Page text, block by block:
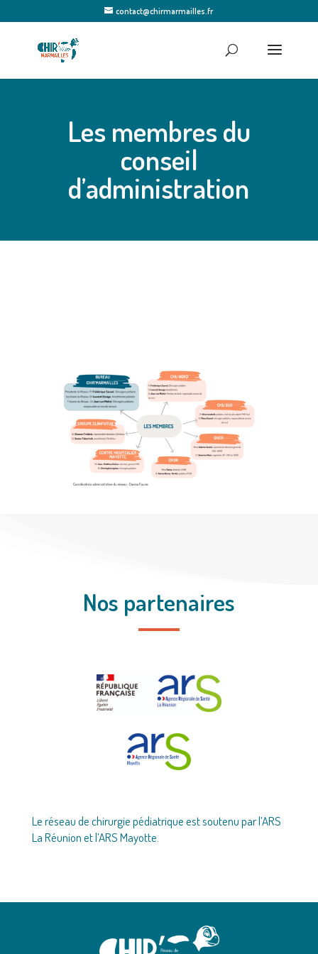
contact@chirmarmailles.fr
Les membres du
conseil
d’administration
Nos partenaires
Le réseau de chirurgie pédiatrique est soutenu par l’ARS
La Réunion et l’ARS Mayotte.